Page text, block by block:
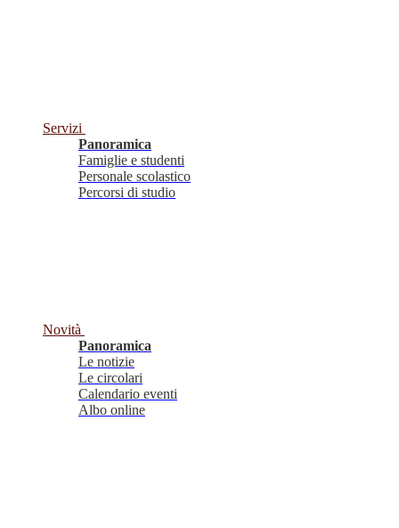
Servizi
Panoramica
Famiglie e studenti
Personale scolastico
Percorsi di studio
Novità
Panoramica
Le notizie
Le circolari
Calendario eventi
Albo online